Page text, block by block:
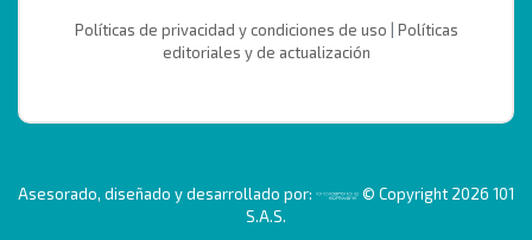
Políticas de privacidad y condiciones de uso
Políticas
editoriales y de actualización
Asesorado, diseñado y desarrollado por:
© Copyright 2026 101
S.A.S.